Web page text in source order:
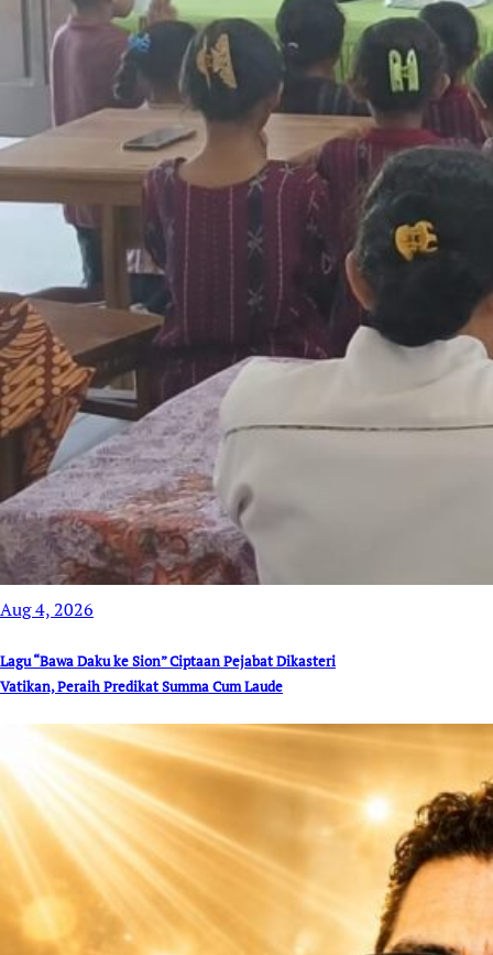
Aug 4, 2026
Lagu “Bawa Daku ke Sion” Ciptaan Pejabat Dikasteri
Vatikan, Peraih Predikat Summa Cum Laude